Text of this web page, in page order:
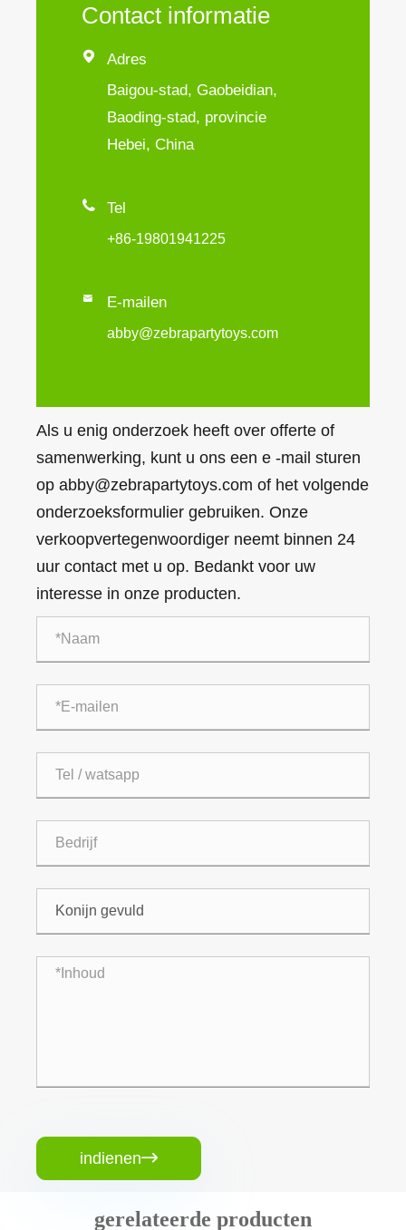
Contact informatie

Adres
Baigou-stad, Gaobeidian,
Baoding-stad, provincie
Hebei, China
 Tel
+86-19801941225
 E-mailen
abby@zebrapartytoys.com
Als u enig onderzoek heeft over offerte of
samenwerking, kunt u ons een e -mail sturen
op abby@zebrapartytoys.com of het volgende
onderzoeksformulier gebruiken. Onze
verkoopvertegenwoordiger neemt binnen 24
uur contact met u op. Bedankt voor uw
interesse in onze producten.
indienen
gerelateerde producten